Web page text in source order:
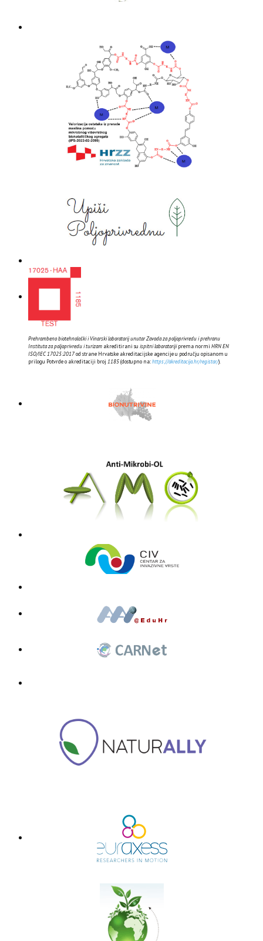
Prehrambeno biotehnološki i Vinarski laboratorij unutar Zavoda za poljoprivredu i prehranu
Instituta za poljoprivredu i turizam akreditirani su ispitni laboratorijiprema normi HRN EN
ISO/IEC 17025:2017od strane Hrvatske akreditacijske agencije u području opisanom u
prilogu Potvrde o akreditaciji broj 1185(dostupno na:https://akreditacija.hr/registar/).